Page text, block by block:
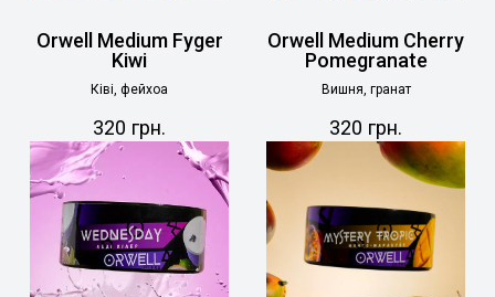
Orwell Medium Fyger
Kiwi
Ківі, фейхоа
320 грн.
Orwell Medium Cherry
Pomegranate
Вишня, гранат
320 грн.